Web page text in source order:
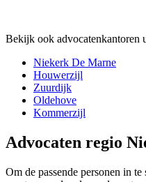
Bekijk ook advocatenkantoren
Niekerk De Marne
Houwerzijl
Zuurdijk
Oldehove
Kommerzijl
Advocaten regio
Om de passende personen in